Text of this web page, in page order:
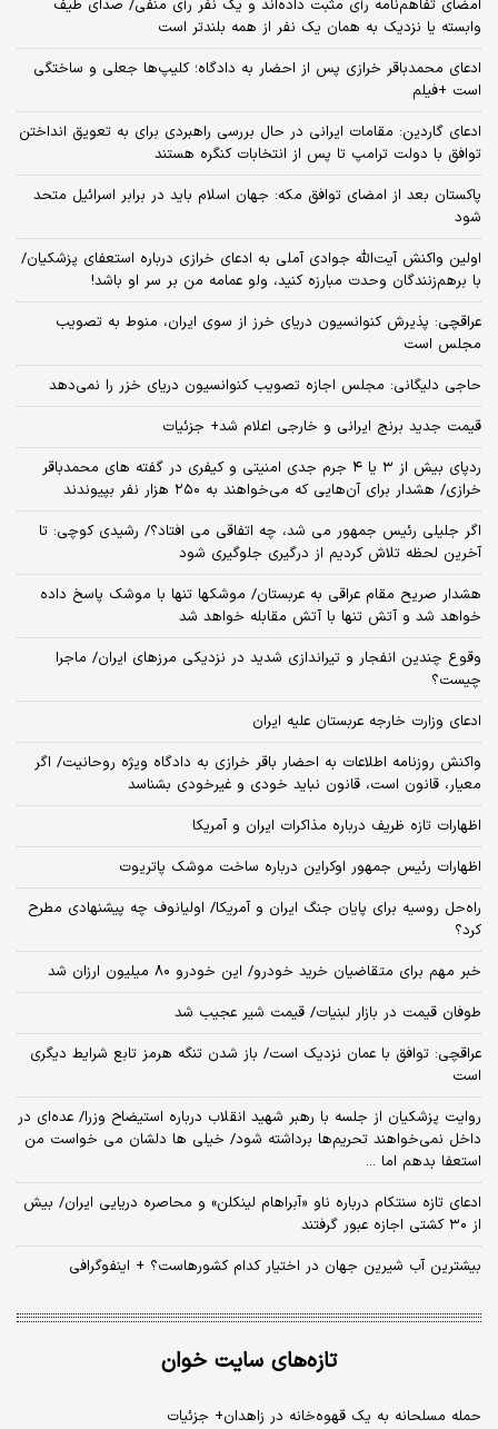
امضای تفاهم‌نامه رأی مثبت داده‌اند و یک نفر رأی منفی/ صدای طیف
وابسته یا نزدیک به همان یک نفر از همه بلندتر است
ادعای محمدباقر خرازی پس از احضار به دادگاه؛ کلیپ‌ها جعلی و ساختگی
است +فیلم
ادعای گاردین: مقامات ایرانی در حال بررسی راهبردی برای به تعویق انداختن
توافق با دولت ترامپ تا پس از انتخابات کنگره هستند
پاکستان بعد از امضای توافق مکه: جهان اسلام باید در برابر اسرائیل متحد
شود
اولین واکنش آیت‌الله جوادی آملی به ادعای خرازی درباره استعفای پزشکیان/
با برهم‌زنندگان وحدت مبارزه کنید، ولو عمامه من بر سر او باشد!
عراقچی: پذیرش کنوانسیون دریای خرز از سوی ایران، منوط به تصویب
مجلس است
حاجی دلیگانی: مجلس اجازه تصویب کنوانسیون دریای خزر را نمی‌دهد
قیمت جدید برنج ایرانی و خارجی اعلام شد+ جزئیات
ردپای بیش از ۳ یا ۴ جرم جدی امنیتی و کیفری در گفته های محمدباقر
خرازی/ هشدار برای آن‌هایی که می‌خواهند به ۲۵۰ هزار نفر بپیوندند
اگر جلیلی رئیس جمهور می شد، چه اتفاقی می افتاد؟/ رشیدی کوچی: تا
آخرین لحظه تلاش کردیم از درگیری جلوگیری شود
هشدار صریح مقام عراقی به عربستان/ موشکها تنها با موشک پاسخ داده
خواهد شد و آتش تنها با آتش مقابله خواهد شد
وقوع چندین انفجار و تیراندازی شدید در نزدیکی مرز‌های ایران/ ماجرا
چیست؟
ادعای وزارت خارجه عربستان علیه ایران
واکنش روزنامه اطلاعات به احضار باقر خرازی به دادگاه ویژه روحانیت/ اگر
معیار، قانون است، قانون نباید خودی و غیرخودی بشناسد
اظهارات تازه ظریف درباره مذاکرات ایران و آمریکا
اظهارات رئیس جمهور اوکراین درباره ساخت موشک پاتریوت
راه‌حل روسیه برای پایان جنگ ایران و آمریکا/ اولیانوف چه پیشنهادی مطرح
کرد؟
خبر مهم برای متقاضیان خرید خودرو/ این خودرو ۸۰ میلیون ارزان شد
طوفان قیمت در بازار لبنیات/ قیمت شیر عجیب شد
عراقچی: توافق با عمان نزدیک است/ باز شدن تنگه هرمز تابع شرایط دیگری
است
روایت پزشکیان از جلسه با رهبر شهید انقلاب درباره استیضاح وزرا/ عده‌ای در
داخل نمی‌خواهند تحریم‌ها برداشته شود/ خیلی ها دلشان می خواست من
استعفا بدهم اما ...
ادعای تازه سنتکام درباره ناو «آبراهام لینکلن» و محاصره دریایی ایران/ بیش
از ۳۰ کشتی اجازه عبور گرفتند
بیشترین آب شیرین جهان در اختیار کدام کشورهاست؟ + اینفوگرافی
تازه‌های سایت خوان
حمله مسلحانه به یک قهوه‌خانه در زاهدان+ جزئیات